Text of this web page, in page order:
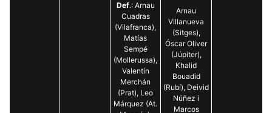
Def.: Arnau
Cuadras
(Vilafranca),
Matías
Sempé
(Mollerussa),
Valentín
Merchán
(Prat), Leo
Márquez (At.
Arnau
Villanueva
(Sitges),
Óscar Oliver
(Júpiter),
Khalid
Bouadid
(Rubí), Deivid
Núñez i
Marcos